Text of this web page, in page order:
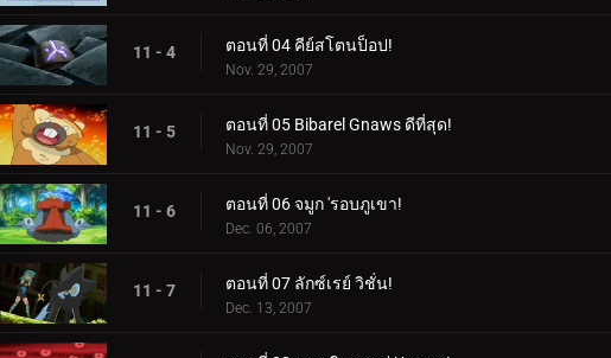
11 - 4 ตอนที่ 04 คีย์สโตนป็อป!
Nov. 29, 2007
11 - 5 ตอนที่ 05 Bibarel Gnaws ดีที่สุด!
Nov. 29, 2007
11 - 6 ตอนที่ 06 จมูก 'รอบภูเขา!
Dec. 06, 2007
11 - 7 ตอนที่ 07 ลักซ์เรย์ วิชั่น!
Dec. 13, 2007